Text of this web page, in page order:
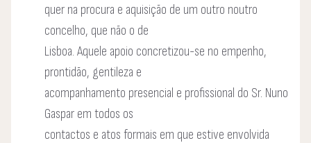
quer na procura e aquisição de um outro noutro
concelho, que não o de
Lisboa. Aquele apoio concretizou-se no empenho,
prontidão, gentileza e
acompanhamento presencial e profissional do Sr. Nuno
Gaspar em todos os
contactos e atos formais em que estive envolvida